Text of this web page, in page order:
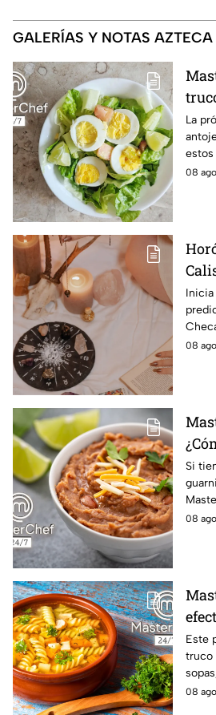
GALERÍAS Y NOTAS
La
08
de
Inicia
08
Si
la
08
de
Este
truco
08